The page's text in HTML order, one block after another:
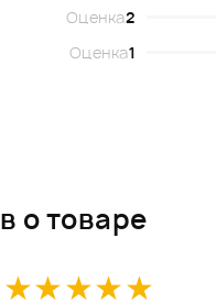
Оценка2
Оценка1
о товаре